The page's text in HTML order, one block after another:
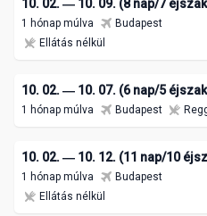
10. 02. ― 10. 09. (8 nap/7
1 hónap múlva
Budapest
Ellátás nélkül
10. 02. ― 10. 07. (6 nap/5
1 hónap múlva Budapest
10. 02. ― 10. 12. (11 nap/10
1 hónap múlva
Budapest
Ellátás nélkül